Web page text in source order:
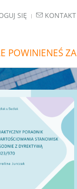
SIĘ KONTAKT
POWINIENEŚ